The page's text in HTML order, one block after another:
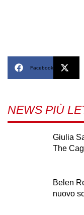
Facebook
NEWS PIÙ
Giulia
The
Belen
nuovo